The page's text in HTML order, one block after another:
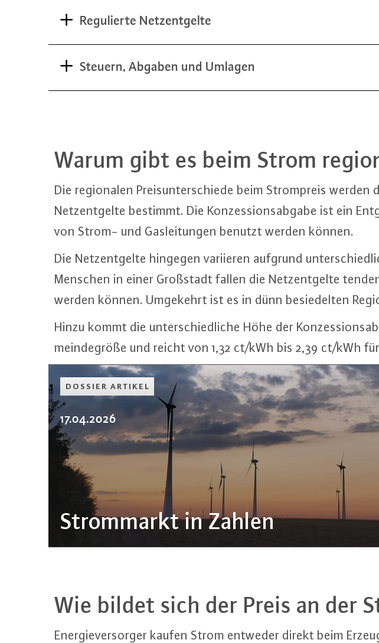
Regulierte Netzentgelte
Steuern, Abgaben und Umlagen
Warum gibt es beim Strom
Die re­gio­na­len Preis­un­ter­schie­de beim Strom­preis
Netz­ent­gel­te bestimmt. Die Kon­zes­si­ons­ab­ga­be ist ein
von Strom- und Gas­lei­tun­gen benutzt werden können.
Die Netz­ent­gel­te hingegen variieren aufgrund
Menschen in einer Großstadt fallen die Netz­ent­gel­te
werden können. Umgekehrt ist es in dünn be­sie­del­ten
Hinzu kommt die un­ter­schied­li­che Höhe der
mein­de­grö­ße und reicht von 1,32 ct/kWh bis 2,39 ct/kWh
DOSSIER ARTIKEL
17.04.2026
Strom­markt in Zahlen
Wie bildet sich der Preis an der
En­er­gie­ver­sor­ger kaufen Strom entweder direkt beim